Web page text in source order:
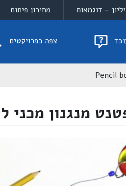
- דוגמאות מחירון פיתוח
צפה בפרויקטים
Pencil
מנגנון מכני